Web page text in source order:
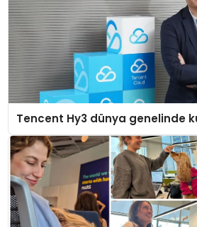
Tencent Hy3 dünya genelinde